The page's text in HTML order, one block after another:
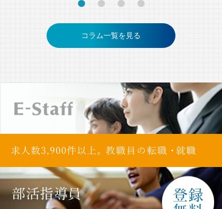
コラム一覧を見る